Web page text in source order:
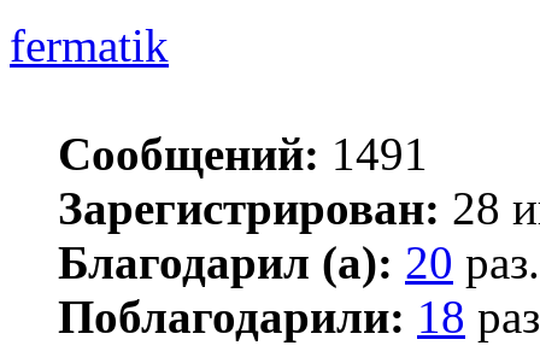
fermatik
Сообщений: 1491
Зарегистрирован: 28
Благодарил (а): 20 раз.
Поблагодарили: 18